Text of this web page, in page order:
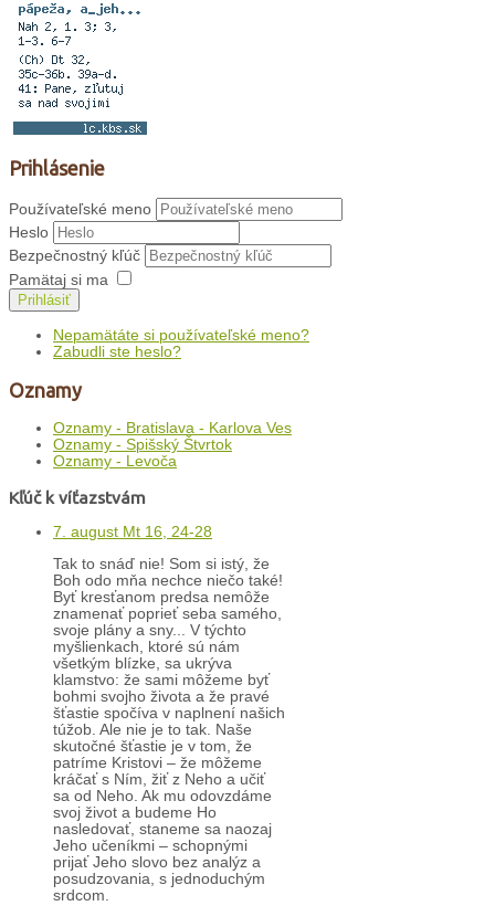
Prihlásenie
Používateľské meno
Heslo
Bezpečnostný kľúč
Pamätaj si ma
Prihlásiť
Nepamätáte si používateľské meno?
Zabudli ste heslo?
Oznamy
Oznamy - Bratislava - Karlova Ves
Oznamy - Spišský Štvrtok
Oznamy - Levoča
Kľúč k víťazstvám
7. august Mt 16, 24-28
Tak to snáď nie! Som si istý, že
Boh odo mňa nechce niečo také!
Byť kresťanom predsa nemôže
znamenať poprieť seba samého,
svoje plány a sny... V týchto
myšlienkach, ktoré sú nám
všetkým blízke, sa ukrýva
klamstvo: že sami môžeme byť
bohmi svojho života a že pravé
šťastie spočíva v naplnení našich
túžob. Ale nie je to tak. Naše
skutočné šťastie je v tom, že
patríme Kristovi – že môžeme
kráčať s Ním, žiť z Neho a učiť
sa od Neho. Ak mu odovzdáme
svoj život a budeme Ho
nasledovať, staneme sa naozaj
Jeho učeníkmi – schopnými
prijať Jeho slovo bez analýz a
posudzovania, s jednoduchým
srdcom.